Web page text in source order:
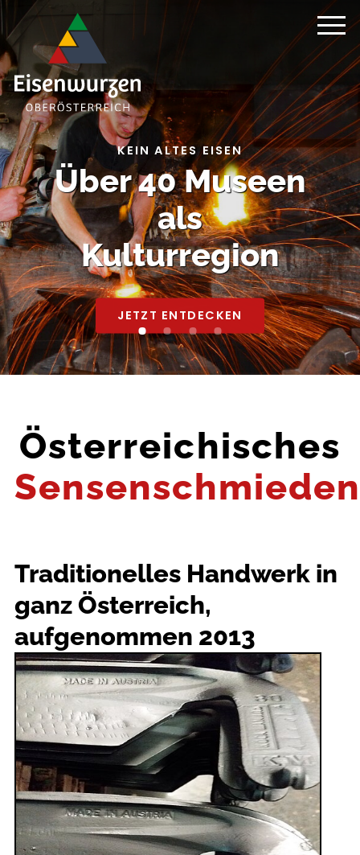
KEIN ALTES EISEN
Über 40 Museen
als
Kulturregion
JETZT ENTDECKEN
Österreichisches
Traditionelles Handwerk in
ganz Österreich,
aufgenommen 2013